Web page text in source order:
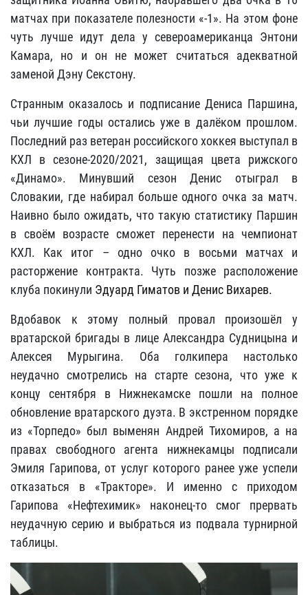
матчах при показателе полезности «-1». На этом фоне
чуть лучше идут дела у североамериканца Энтони
Камара, но и он не может считаться адекватной
заменой Дэну Секстону.
Странным оказалось и подписание Дениса Паршина,
чьи лучшие годы остались уже в далёком прошлом.
Последний раз ветеран российского хоккея выступал в
КХЛ в сезоне-2020/2021, защищая цвета рижского
«Динамо». Минувший сезон Денис отыграл в
Словакии, где набирал больше одного очка за матч.
Наивно было ожидать, что такую статистику Паршин
в своём возрасте сможет перенести на чемпионат
КХЛ. Как итог – одно очко в восьми матчах и
расторжение контракта. Чуть позже расположение
клуба покинули Эдуард Гиматов и Денис Вихарев.
Вдобавок к этому полный провал произошёл у
вратарской бригады в лице Александра Судницына и
Алексея Мурыгина. Оба голкипера настолько
неудачно смотрелись на старте сезона, что уже к
концу сентября в Нижнекамске пошли на полное
обновление вратарского дуэта. В экстренном порядке
из «Торпедо» был выменян Андрей Тихомиров, а на
правах свободного агента нижнекамцы подписали
Эмиля Гарипова, от услуг которого ранее уже успели
отказаться в «Тракторе». И именно с приходом
Гарипова «Нефтехимик» наконец-то смог прервать
неудачную серию и выбраться из подвала турнирной
таблицы.